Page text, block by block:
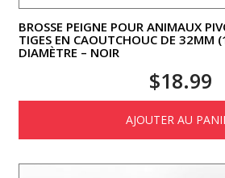
BROSSE PEIGNE POUR ANIMAUX
TIGES EN CAOUTCHOUC DE 32MM
DIAMÈTRE – NOIR
$18.99
AJOUTER AU